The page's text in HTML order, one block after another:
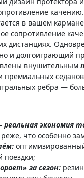
в вашем
сопротивление
дистанциях.
и долгоиграющий
внушительным
премиальных
ребра —
экономия
что особенно
поездки;
за сезон: